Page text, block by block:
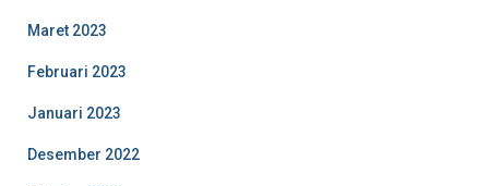
Maret 2023
Februari 2023
Januari 2023
Desember 2022